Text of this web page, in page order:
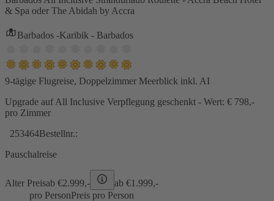
& Spa oder The Abidah by Accra
Barbados -Karibik - Barbados
9-tägige Flugreise, Doppelzimmer Meerblick inkl. AI
Upgrade auf All Inclusive Verpflegung geschenkt - Wert: € 798,-
pro Zimmer
253464Bestellnr.:
Pauschalreise
Alter Preisab €2.999,- ab €1.999,-
pro PersonPreis pro Person